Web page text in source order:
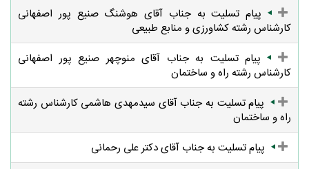
پیام تسلیت به جناب آقای هوشنگ صنیع پور اصفهانی
کارشناس رشته کشاورزی و منابع طبیعی
پیام تسلیت به جناب آقای منوچهر صنیع پور اصفهانی
کارشناس رشته راه و ساختمان
پیام تسلیت به جناب آقای سیدمهدی هاشمی کارشناس رشته
راه و ساختمان
پیام تسلیت به جناب آقای دکتر علی رحمانی